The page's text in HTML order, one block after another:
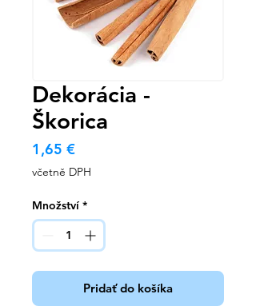
Dekorácia -
Škorica
1,65 €Cena
včetně DPH
Množství *
Pridať do košíka